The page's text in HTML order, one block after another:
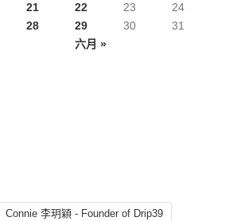
六月 »
21 22 23
24
28 29 30 31
Connie 李玥穎 - Founder of Drip39